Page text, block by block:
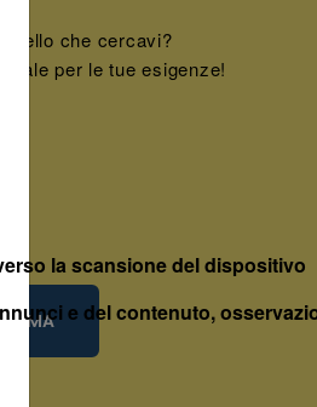
la scansione del dispositivo
e del contenuto,
che cercavi?
per le tue esigenze!